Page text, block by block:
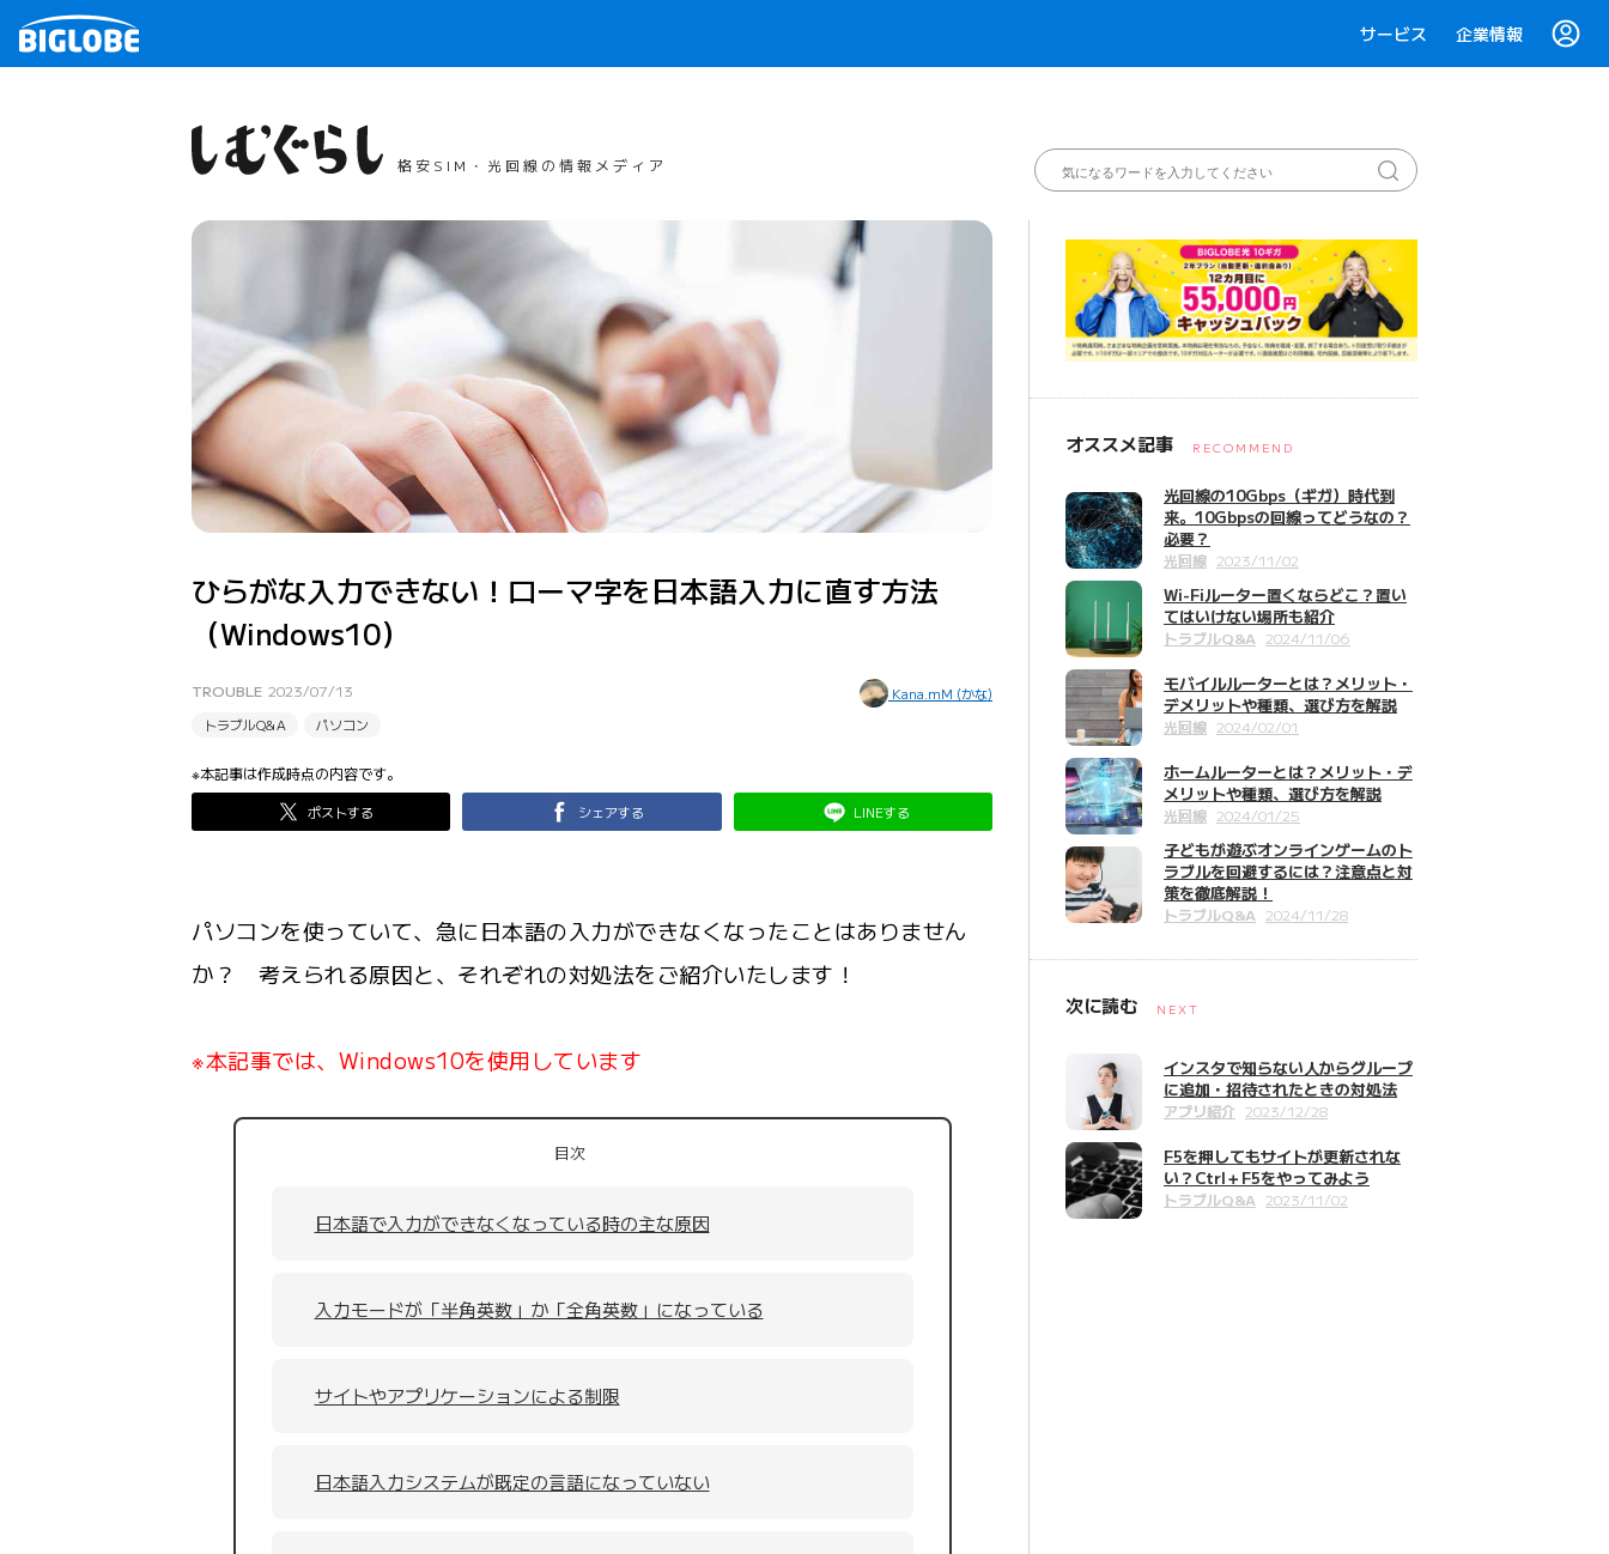
サービス 企業情報
格安SIM・光回線の情報メディア
ひらがな入力できない！ローマ字を日本語入力に直す方法
（Windows10）
TROUBLE 2023/07/13
Kana.mM (かな)
トラブルQ&A
パソコン
※本記事は作成時点の内容です。
ポストする シェアする LINEする
パソコンを使っていて、急に日本語の入力ができなくなったことはありません
か？ 考えられる原因と、それぞれの対処法をご紹介いたします！
※本記事では、Windows10を使用しています
目次
日本語で入力ができなくなっている時の主な原因
入力モードが「半角英数」か「全角英数」になっている
サイトやアプリケーションによる制限
日本語入力システムが既定の言語になっていない
オススメ記事 RECOMMEND
光回線の10Gbps（ギガ）時代到
来。10Gbpsの回線ってどうなの？
必要？
光回線 2023/11/02
Wi-Fiルーター置くならどこ？置い
てはいけない場所も紹介
トラブルQ&A 2024/11/06
モバイルルーターとは？メリット・
デメリットや種類、選び方を解説
光回線 2024/02/01
ホームルーターとは？メリット・デ
メリットや種類、選び方を解説
光回線 2024/01/25
子どもが遊ぶオンラインゲームのト
ラブルを回避するには？注意点と対
策を徹底解説！
トラブルQ&A 2024/11/28
次に読む NEXT
インスタで知らない人からグループ
に追加・招待されたときの対処法
アプリ紹介 2023/12/28
F5を押してもサイトが更新されな
い？Ctrl＋F5をやってみよう
トラブルQ&A 2023/11/02